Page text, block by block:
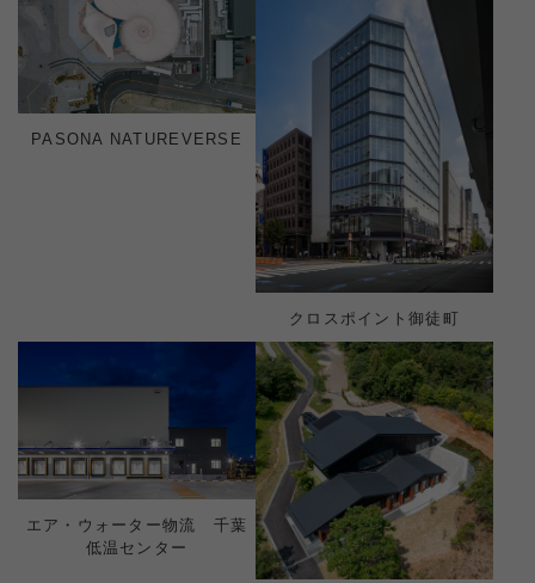
PASONA NATUREVERSE
クロスポイント御徒町
エア・ウォーター物流 千葉
低温センター